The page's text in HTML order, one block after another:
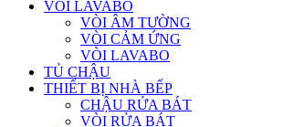
VÒI LAVABO
VÒI ÂM TƯỜNG
VÒI CẢM ỨNG
VÒI LAVABO
TỦ CHẬU
THIẾT BỊ NHÀ BẾP
CHẬU RỬA BÁT
VÒI RỬA BÁT